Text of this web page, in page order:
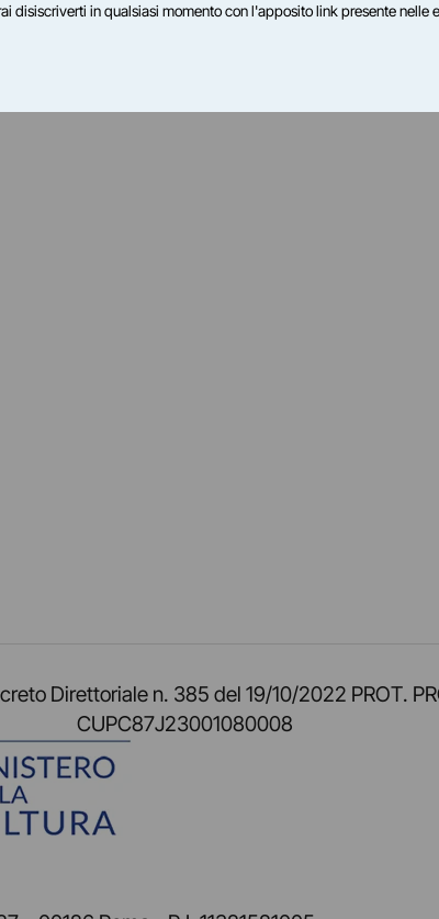
Direttoriale n. 385 del 19/10/2022 PROT.
CUPC87J23001080008
disiscriverti in qualsiasi momento con l'apposito link presente nelle